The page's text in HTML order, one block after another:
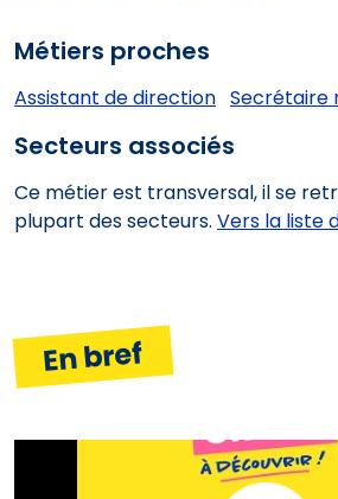
Métiers proches
Assistant de direction Secrétaire
Secteurs associés
Ce métier est transversal, il se
plupart des secteurs. Vers la liste
En bref